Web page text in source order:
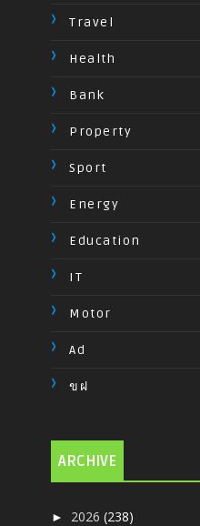
Travel
Health
Bank
Property
Sport
Energy
Education
IT
Motor
Ad
ขฝ
ARCHIVE
► 2026(238)